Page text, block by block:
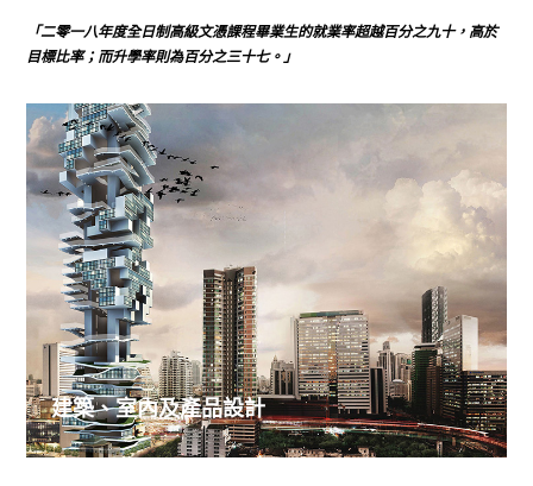
「二零一八年度全日制高級文憑課程畢業生的就業率超越百分之九十，高於
目標比率；而升學率則為百分之三十七。」
建築、室內及產品設計